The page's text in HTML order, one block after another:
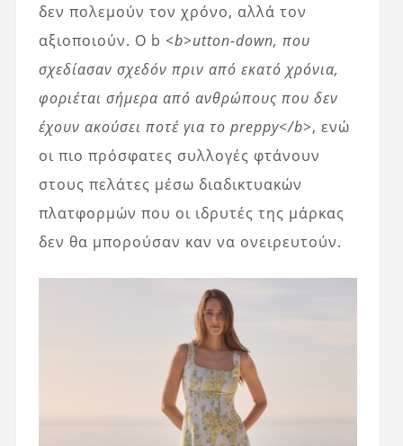
δεν πολεμούν τον χρόνο, αλλά τον
αξιοποιούν. Ο b <b>utton-down, που
σχεδίασαν σχεδόν πριν από εκατό χρόνια,
φοριέται σήμερα από ανθρώπους που δεν
έχουν ακούσει ποτέ για το preppy</b>, ενώ
οι πιο πρόσφατες συλλογές φτάνουν
στους πελάτες μέσω διαδικτυακών
πλατφορμών που οι ιδρυτές της μάρκας
δεν θα μπορούσαν καν να ονειρευτούν.